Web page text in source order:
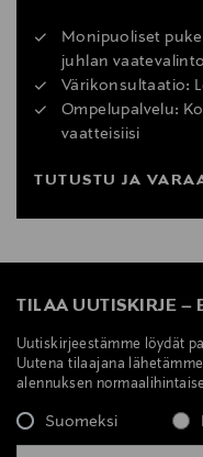
Monipuoliset
juhlan
Värikonsultaatio:
Ompelupalvelu:
vaatteisiisi
TUTUSTU JA
TILAA UUTISKIRJE –
Uutiskirjeestämme löydät
Uutena tilaajana
alennuksen
Suomeksi